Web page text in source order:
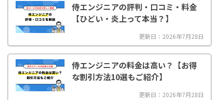
侍エンジニアの評判・口コミ・料金
【ひどい・炎上って本当？】
更新日：2026年7月28日
侍エンジニアの料金は高い？【お得
な割引方法10選もご紹介】
更新日：2026年7月28日